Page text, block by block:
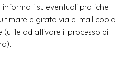
su eventuali pratiche
e girata via e-mail copia
(utile ad attivare il processo di